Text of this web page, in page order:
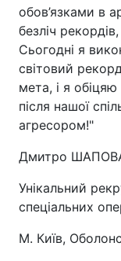
обов’язками в
безліч
Сьогодні я
світовий
мета, і я
після нашої
агресором!"
Дмитро
Унікальний
спеціальних
М. Київ,